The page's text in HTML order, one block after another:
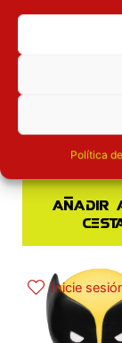
Política
Figura
Añadir
Inicie